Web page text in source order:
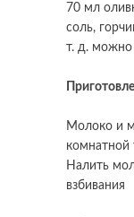
70 мл
соль,
т. д. можно
Молоко и
комнатной
Налить
взбивания